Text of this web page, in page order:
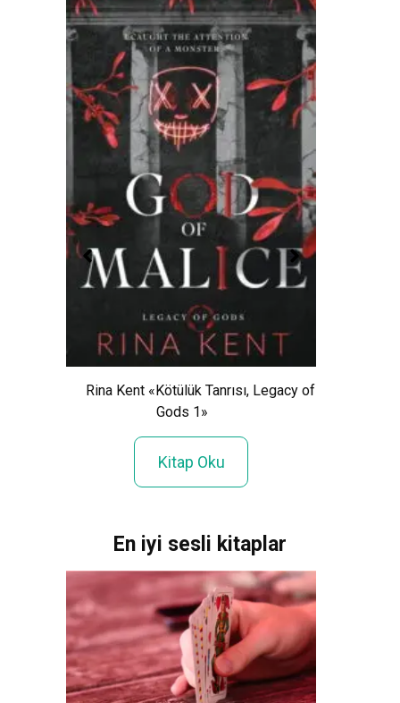
Rina Kent «Kötülük Tanrısı, Legacy of
Gods 1»
Kitap Oku
En iyi sesli kitaplar